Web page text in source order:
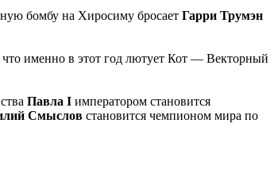
бомбу на Хиросиму бросает Гарри Трумэн
именно в этот год лютует Кот — Векторный
Павла I императором становится
Смыслов становится чемпионом мира по